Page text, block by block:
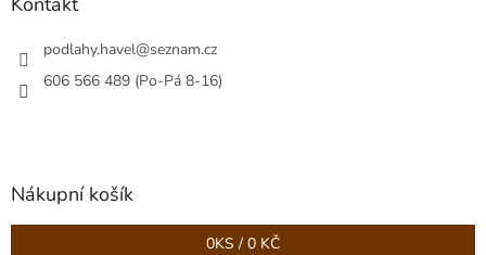
podlahy.havel@seznam.cz
606 566 489 (Po-Pá 8-16)
Nákupní košík
0KS / 0 KČ